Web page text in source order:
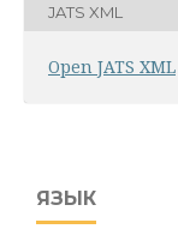
JATS XML
Open JATS XML
ЯЗЫК